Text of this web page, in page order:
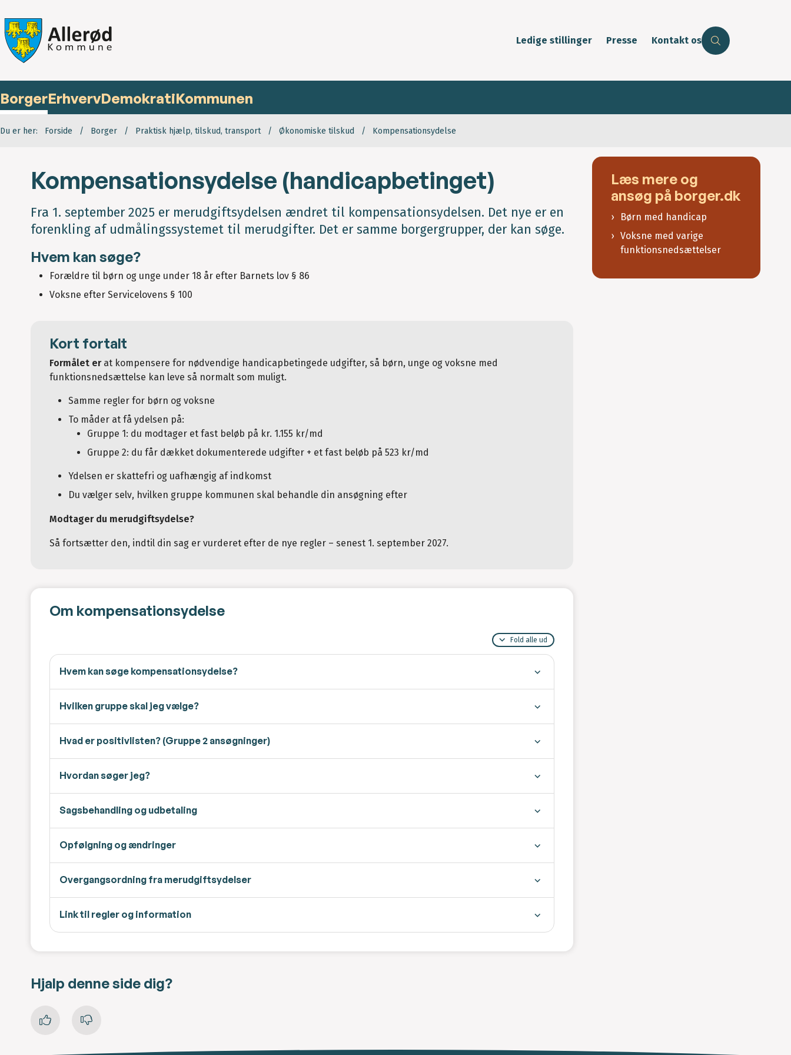
Ledige stillinger Presse Kontakt os
BorgerErhvervDemokratiKommunen
Du er her: Forside Borger Praktisk hjælp, tilskud, transport Økonomiske tilskud Kompensationsydelse
Kompensationsydelse (handicapbetinget)
Fra 1. september 2025 er merudgiftsydelsen ændret til kompensationsydelsen. Det nye er en
forenkling af udmålingssystemet til merudgifter. Det er samme borgergrupper, der kan søge.
Hvem kan søge?
Forældre til børn og unge under 18 år efter Barnets lov § 86
Voksne efter Servicelovens § 100
Kort fortalt
Formålet erat kompensere for nødvendige handicapbetingede udgifter, så børn, unge og voksne med
funktionsnedsættelse kan leve så normalt som muligt.
Samme regler for børn og voksne
To måder at få ydelsen på:
Gruppe 1: du modtager et fast beløb på kr. 1.155 kr/md
Gruppe 2: du får dækket dokumenterede udgifter + et fast beløb på 523 kr/md
Ydelsen er skattefri og uafhængig af indkomst
Du vælger selv, hvilken gruppe kommunen skal behandle din ansøgning efter
Modtager du merudgiftsydelse?
Så fortsætter den, indtil din sag er vurderet efter de nye regler – senest 1. september 2027.
Om kompensationsydelse
Fold alle ud
Hvem kan søge kompensationsydelse?
Hvilken gruppe skal jeg vælge?
Hvad er positivlisten? (Gruppe 2 ansøgninger)
Hvordan søger jeg?
Sagsbehandling og udbetaling
Opfølgning og ændringer
Overgangsordning fra merudgiftsydelser
Link til regler og information
Læs mere og
ansøg på borger.dk
Børn med handicap
Voksne med varige
funktionsnedsættelser
Hjalp denne side dig?